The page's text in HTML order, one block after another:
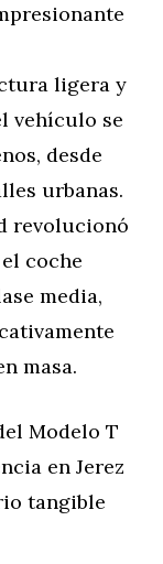
ligera y
vehículo se
desde
urbanas.
revolucionó
coche
media,
masa.
Modelo T
en Jerez
tangible